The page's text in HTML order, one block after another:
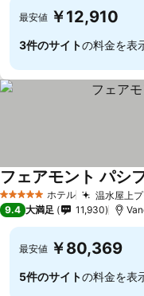
最安値 ￥12,910
3件のサイトの料金を表
5 ホテルのランク
ホテル 温水屋上
フェアモント パシ
9.4 大満足 11,930
最安値 ￥80,369
5件のサイトの料金を表